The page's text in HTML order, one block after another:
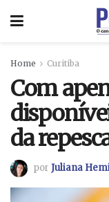
Home Curitiba
Com
da
por Juliana